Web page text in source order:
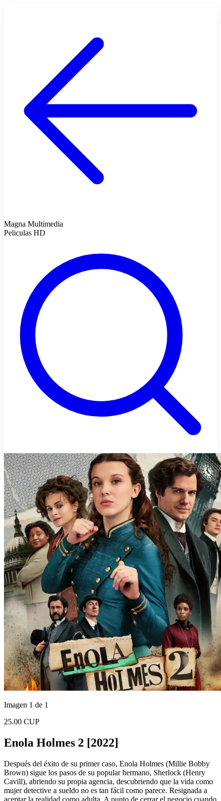
Magna Multimedia
Peliculas HD
Imagen 1 de 1
25.00 CUP
Enola Holmes 2 [2022]
Después del éxito de su primer caso, Enola Holmes (Millie Bobby
Brown) sigue los pasos de su popular hermano, Sherlock (Henry
Cavill), abriendo su propia agencia, descubriendo que la vida como
mujer detective a sueldo no es tan fácil como parece. Resignada a
aceptar la realidad como adulta. A punto de cerrar el negocio cuando